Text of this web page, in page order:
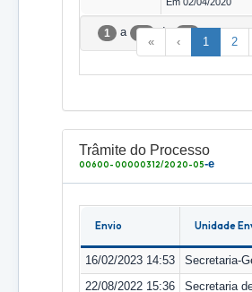
1 a 25 de 30
« ‹ 1 2
Trâmite do Processo
00600-00000312/2020-05-e
Envio Unidade
16/02/2023 14:53
Secretaria-
22/08/2022 15:36
Secretaria